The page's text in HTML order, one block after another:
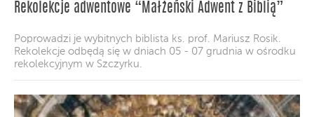
Rekolekcje adwentowe “Małżeński Adwent z Biblią”
Poprowadzi je wybitnych biblista ks. prof. Mariusz Rosik.
Rekolekcje odbędą się w dniach 05 - 07 grudnia w ośrodku
rekolekcyjnym w Szczyrku.